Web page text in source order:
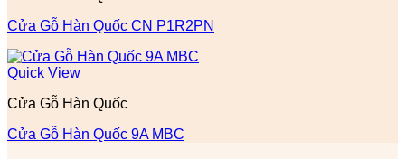
Cửa Gỗ Hàn Quốc CN P1R2PN
Quick View
Cửa Gỗ Hàn Quốc
Cửa Gỗ Hàn Quốc 9A MBC